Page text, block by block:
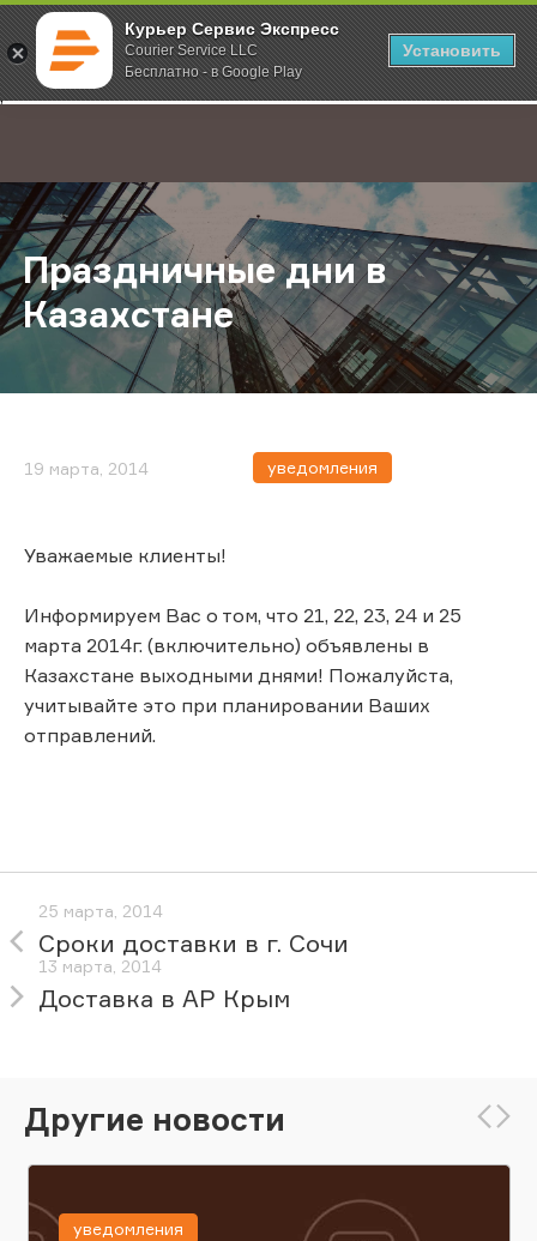
Курьер Сервис Экспресс
Courier Service LLC
Бесплатно - в Google Play
Установить
;
Главная О компании Новости Праздничные дни в Казахстане
Праздничные дни в
Казахстане
19 марта, 2014 уведомления
Уважаемые клиенты!
Информируем Вас о том, что 21, 22, 23, 24 и 25
марта 2014г. (включительно) объявлены в
Казахстане выходными днями! Пожалуйста,
учитывайте это при планировании Ваших
отправлений.
25 марта, 2014
Сроки доставки в г. Сочи
13 марта, 2014
Доставка в АР Крым
Другие новости
уведомления